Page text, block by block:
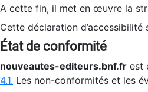
A cette fin, il met en œuvre la
Cette déclaration
État de conformité
nouveautes-editeurs.bnf.fr est
4.1. Les non-conformités et les